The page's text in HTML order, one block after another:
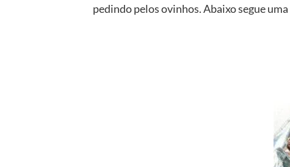
pedindo pelos ovinhos. Abaixo segue uma